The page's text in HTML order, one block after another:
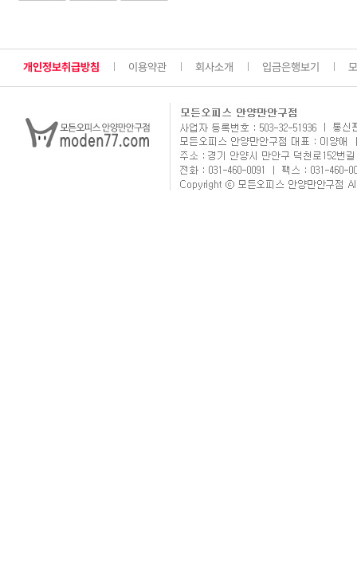
개인정보취급방침 이용약관 회사소개 입금은행보기